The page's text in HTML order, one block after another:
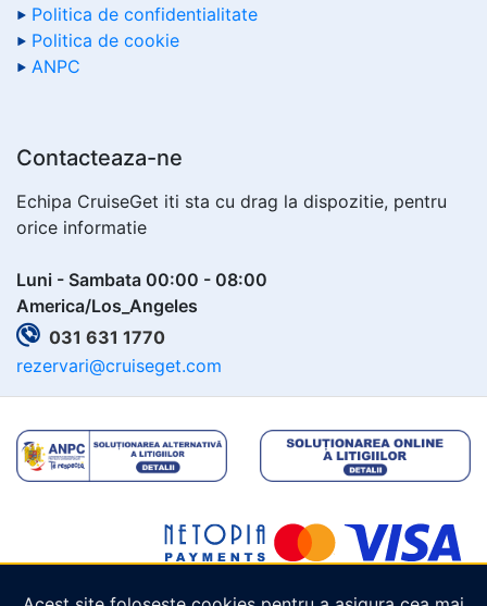
Politica de confidentialitate
Politica de cookie
ANPC
Contacteaza-ne
Echipa CruiseGet iti sta cu drag la dispozitie, pentru
orice informatie
Luni - Sambata 00:00 - 08:00
America/Los_Angeles
031 631 1770
rezervari@cruiseget.com